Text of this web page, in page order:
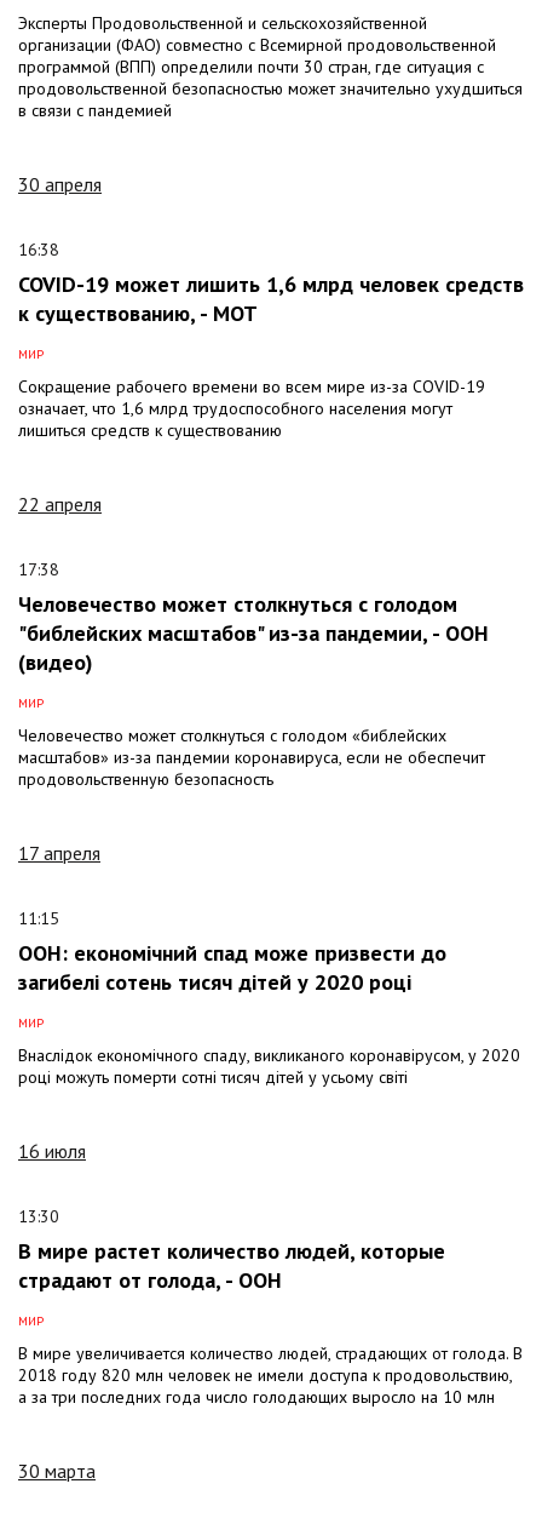
Эксперты Продовольственной и сельскохозяйственной
организации (ФАО) совместно с Всемирной продовольственной
программой (ВПП) определили почти 30 стран, где ситуация с
продовольственной безопасностью может значительно ухудшиться
в связи с пандемией
30 апреля
16:38
COVID-19 может лишить 1,6 млрд человек средств
к существованию, - МОТ
МИР
Сокращение рабочего времени во всем мире из-за COVID-19
означает, что 1,6 млрд трудоспособного населения могут
лишиться средств к существованию
22 апреля
17:38
Человечество может столкнуться с голодом
"библейских масштабов" из-за пандемии, - ООН
(видео)
МИР
Человечество может столкнуться с голодом «библейских
масштабов» из-за пандемии коронавируса, если не обеспечит
продовольственную безопасность
17 апреля
11:15
ООН: економічний спад може призвести до
загибелі сотень тисяч дітей у 2020 році
МИР
Внаслідок економічного спаду, викликаного коронавірусом, у 2020
році можуть померти сотні тисяч дітей у усьому світі
16 июля
13:30
В мире растет количество людей, которые
страдают от голода, - ООН
МИР
В мире увеличивается количество людей, страдающих от голода. В
2018 году 820 млн человек не имели доступа к продовольствию,
а за три последних года число голодающих выросло на 10 млн
30 марта